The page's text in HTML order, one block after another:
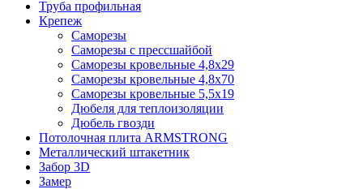
Труба профильная
Крепеж
Саморезы
Саморезы с прессшайбой
Саморезы кровельные 4,8х29
Саморезы кровельные 4,8х70
Саморезы кровельные 5,5х19
Дюбеля для теплоизоляции
Дюбель гвозди
Потолочная плита ARMSTRONG
Металлический штакетник
Забор 3D
Замер